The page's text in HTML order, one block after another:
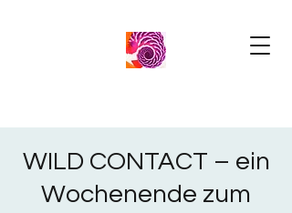
WILD CONTACT – ein
Wochenende zum